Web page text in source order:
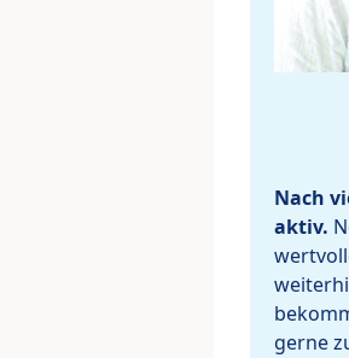
Nach
aktiv.
gerne